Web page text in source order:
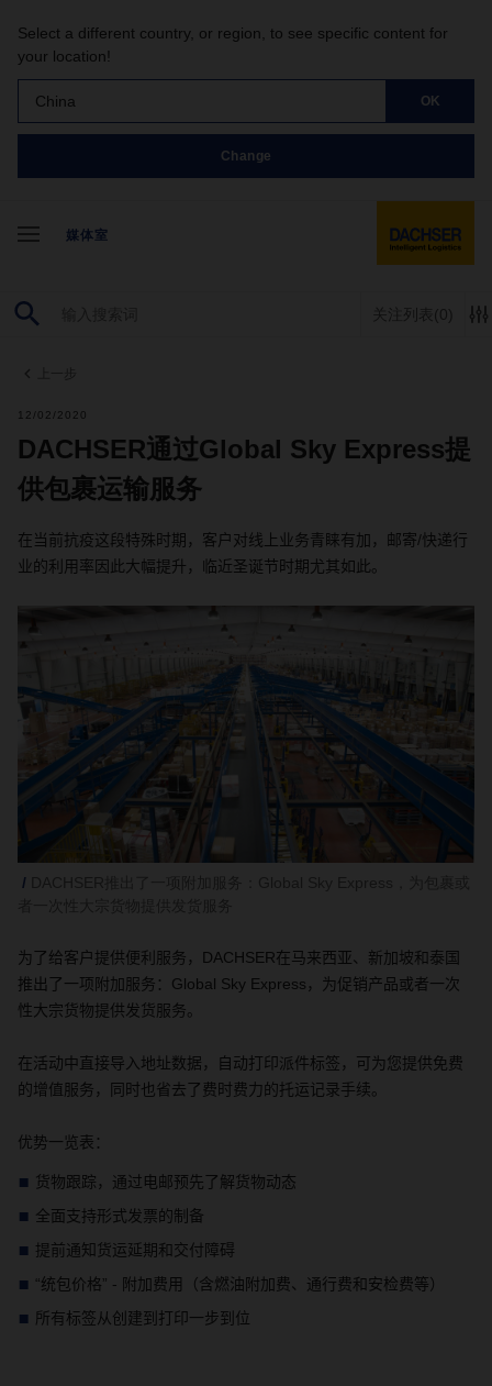
Select a different country, or region, to see specific content for
your location!
China OK
Change
媒体室
关注列表 (0)
12/02/2020
DACHSER通过Global Sky Express提
供包裹运输服务
在当前抗疫这段特殊时期，客户对线上业务青睐有加，邮寄/快递行
业的利用率因此大幅提升，临近圣诞节时期尤其如此。
为了给客户提供便利服务， DACHSER在马来西亚、新加坡和泰国
推出了一项附加服务： Global Sky Express ，为促销产品或者一次
性大宗货物提供发货服务。
在活动中直接导入地址数据，自动打印派件标签，可为您提供免费
的增值服务，同时也省去了费时费力的托运记录手续。
优势一览表：
货物跟踪，通过电邮预先了解货物动态
全面支持形式发票的制备
提前通知货运延期和交付障碍
“统包价格” - 附加费用（含燃油附加费、通行费和安检费等）
所有标签从创建到打印一步到位